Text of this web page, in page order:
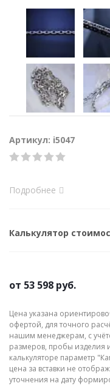
Артикул: i5047
Подробнее
Калькулятор
от 53 598 руб.
Цена указана
офертой, для точного
нашим менеджерам, с
размеров, пробы изделия и
калькуляторе параметр
цена за вставки не
уточнения на дату